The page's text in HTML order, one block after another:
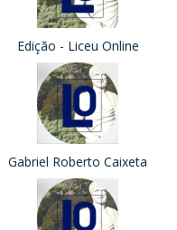
Edição - Liceu Online
Gabriel Roberto Caixeta